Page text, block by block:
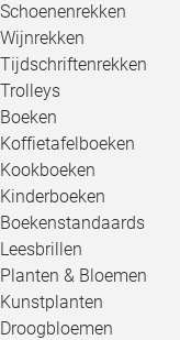
Schoenenrekken
Wijnrekken
Tijdschriftenrekken
Trolleys
Boeken
Koffietafelboeken
Kookboeken
Kinderboeken
Boekenstandaards
Leesbrillen
Planten & Bloemen
Kunstplanten
Droogbloemen